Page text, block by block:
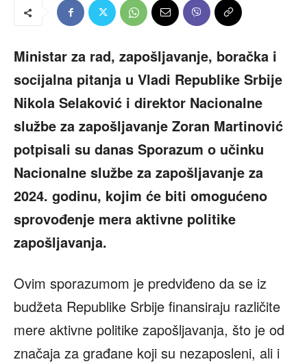
Ministar za rad, zapošljavanje, boračka i
socijalna pitanja u Vladi Republike Srbije
Nikola Selaković i direktor Nacionalne
službe za zapošljavanje Zoran Martinović
potpisali su danas Sporazum o učinku
Nacionalne službe za zapošljavanje za
2024. godinu, kojim će biti omogućeno
sprovođenje mera aktivne politike
zapošljavanja.
Ovim sporazumom je predviđeno da se iz
budžeta Republike Srbije finansiraju različite
mere aktivne politike zapošljavanja, što je od
značaja za građane koji su nezaposleni, ali i